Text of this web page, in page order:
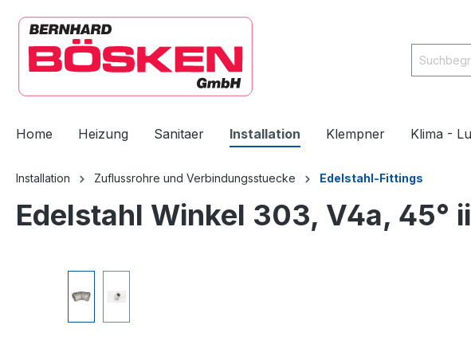
Zur Hauptnavigation springen
Home Heizung Sanitaer Installation Klempner Klima -
Installation Zuflussrohre und Verbindungsstuecke Edelstahl-Fittings
Edelstahl Winkel 303, V4a, 45° ii